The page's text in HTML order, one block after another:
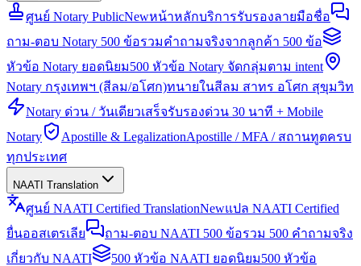
ศูนย์ Notary PublicNewหน้าหลักบริการรับรองลายมือชื่อ
ถาม-ตอบ Notary 500 ข้อรวมคำถามจริงจากลูกค้า 500 ข้อ
หัวข้อ Notary ยอดนิยม500 หัวข้อ Notary จัดกลุ่มตาม intent
Notary กรุงเทพฯ (สีลม/อโศก)ทนายในสีลม สาทร อโศก สุขุมวิท
Notary ด่วน / วันเดียวเสร็จรับรองด่วน 30 นาที + Mobile
Notary
Apostille & LegalizationApostille / MFA / สถานทูตครบ
ทุกประเทศ
NAATI Translation
ศูนย์ NAATI Certified TranslationNewแปล NAATI Certified
ยื่นออสเตรเลีย
ถาม-ตอบ NAATI 500 ข้อรวม 500 คำถามจริง
เกี่ยวกับ NAATI
500 หัวข้อ NAATI ยอดนิยม500 หัวข้อ